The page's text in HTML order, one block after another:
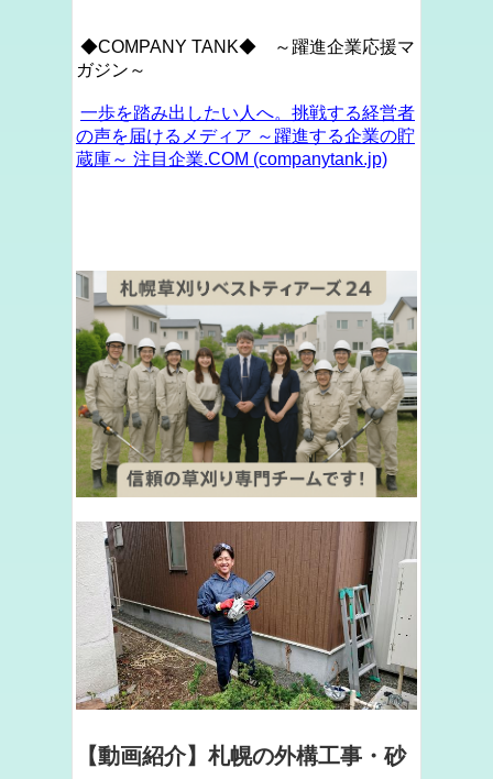
◆COMPANY TANK◆ ～躍進企業応援マ
ガジン～
一歩を踏み出したい人へ。挑戦する経営者
の声を届けるメディア ～躍進する企業の貯
蔵庫～ 注目企業.COM (companytank.jp)
【動画紹介】札幌の外構工事・砂